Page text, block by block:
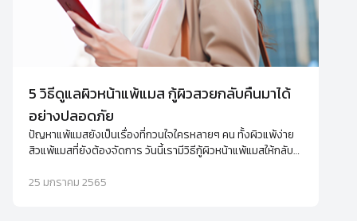
5 วิธีดูแลผิวหน้าแพ้แมส กู้ผิวสวยกลับคืนมาได้
อย่างปลอดภัย
ปัญหาแพ้แมสยังเป็นเรื่องที่กวนใจใครหลายๆ คน ทั้งผิวแพ้ง่าย
สิวแพ้แมสที่ยังต้องจัดการ วันนี้เรามีวิธีกู้ผิวหน้าแพ้แมสให้กลับ
25 มกราคม 2565